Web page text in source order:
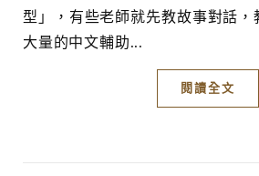
型」，有些老師就先教故事對話，
大量的中文輔助...
閱讀全文